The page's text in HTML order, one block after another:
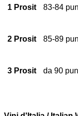
1 Prosit 83-84
2 Prosit 85-89
3 Prosit da 90